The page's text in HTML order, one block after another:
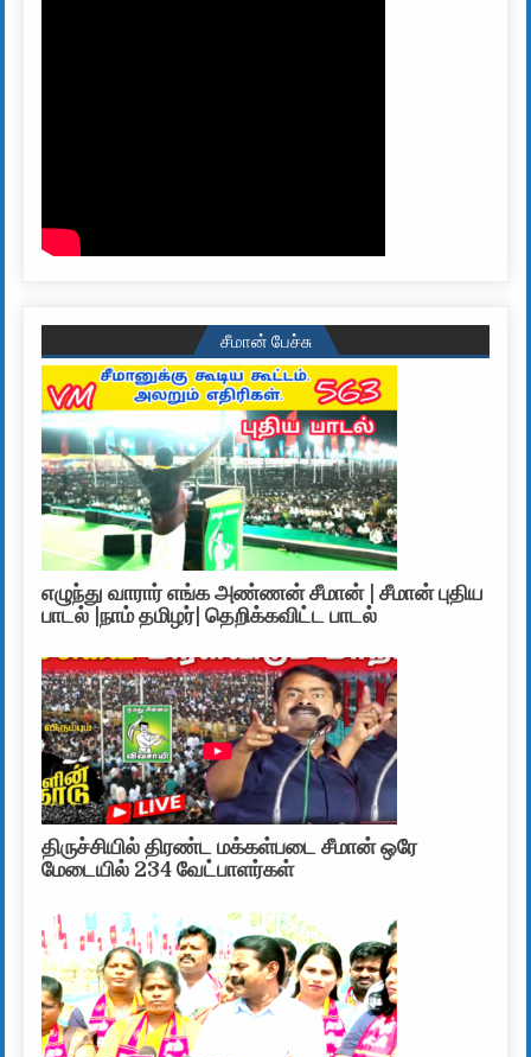
சீமான் பேச்சு
எழுந்து வாரார் எங்க அண்ணன் சீமான் | சீமான் புதிய
பாடல் |நாம் தமிழர்| தெறிக்கவிட்ட பாடல்
திருச்சியில் திரண்ட மக்கள்படை சீமான் ஒரே
மேடையில் 234 வேட்பாளர்கள்